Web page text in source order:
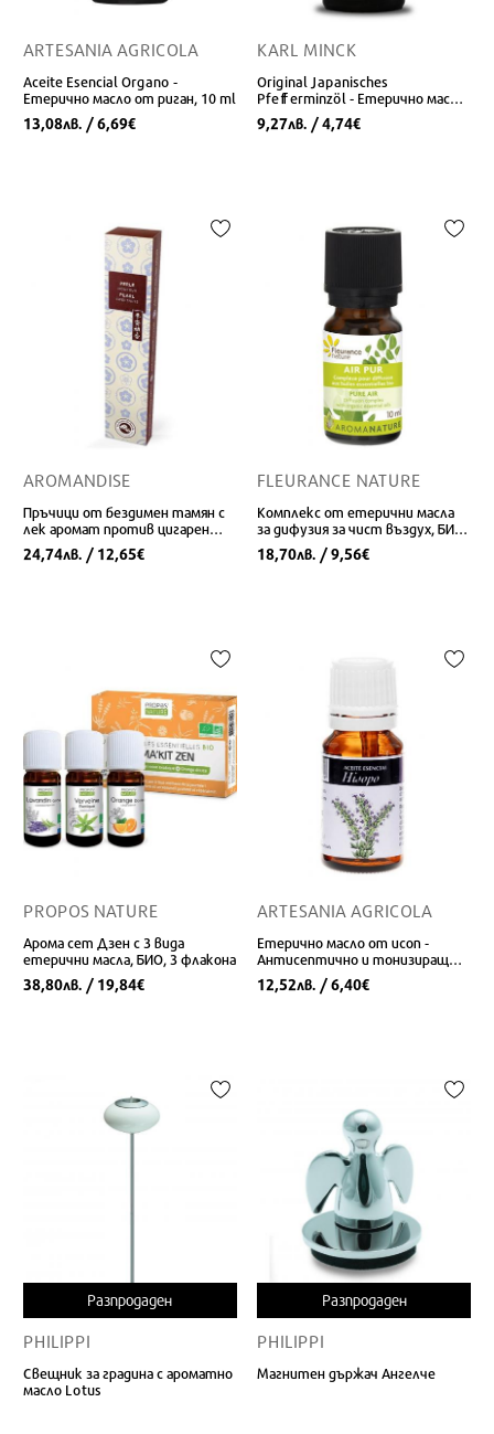
ARTESANIA AGRICOLA
Aceite Esencial Organo -
Етерично масло от риган, 10 ml
13,08лв. / 6,69€
KARL MINCK
Original Japanisches
Pfefferminzöl - Етерично масло
от японска мента, 10 ml
9,27лв. / 4,74€
AROMANDISE
Пръчици от бездимен тамян с
лек аромат против цигарен
дим, 40 броя
24,74лв. / 12,65€
FLEURANCE NATURE
Комплекс от етерични масла
за дифузия за чист въздух, БИО,
10 ml
18,70лв. / 9,56€
PROPOS NATURE
Арома сет Дзен с 3 вида
етерични масла, БИО, 3 флакона
38,80лв. / 19,84€
ARTESANIA AGRICOLA
Етерично масло от исоп -
Антисептично и тонизиращо
действие, 10 ml
12,52лв. / 6,40€
Разпродаден
PHILIPPI
Свещник за градина с ароматно
масло Lotus
Разпродаден
PHILIPPI
Магнитен държач Ангелче